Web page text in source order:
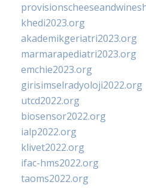
khedi2023.org
akademikgeriatri2023.org
marmarapediatri2023.org
emchie2023.org
girisimselradyoloji2022.org
utcd2022.org
biosensor2022.org
ialp2022.org
klivet2022.org
ifac-hms2022.org
taoms2022.org